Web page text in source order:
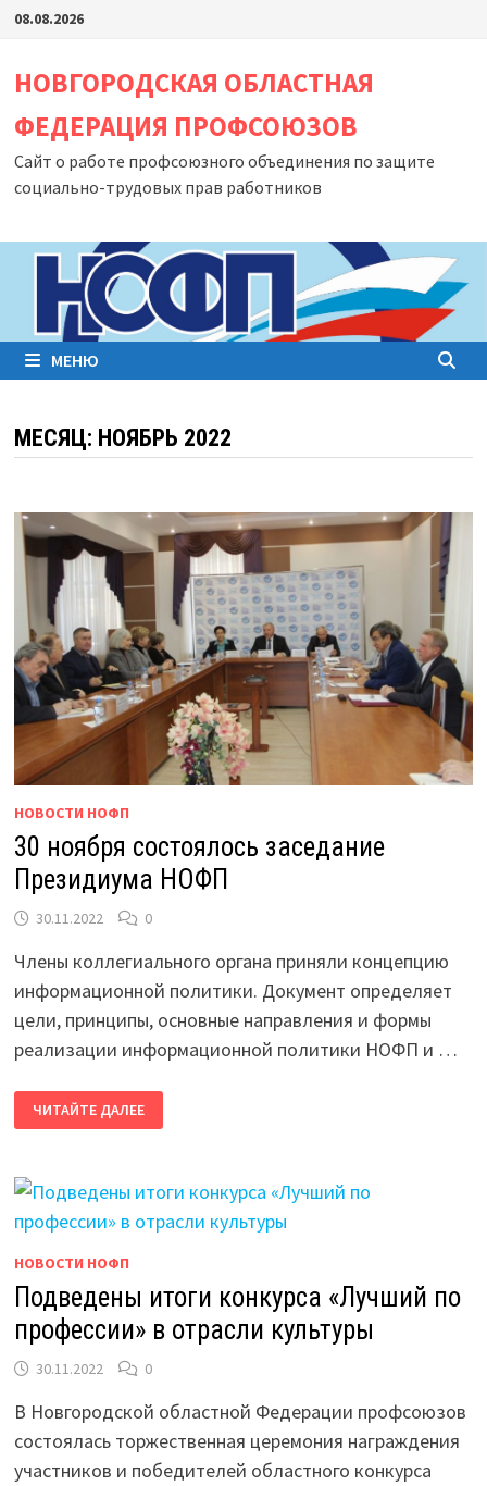
Перейти
содержимому
08.08.2026
НОВГОРОДСКАЯ ОБЛАСТНАЯ
ФЕДЕРАЦИЯ ПРОФСОЮЗОВ
Сайт о работе профсоюзного объединения по защите
социально-трудовых прав работников
МЕНЮ
МЕСЯЦ: НОЯБРЬ 2022
НОВОСТИ НОФП
30 ноября состоялось заседание
Президиума НОФП
30.11.2022 0
Члены коллегиального органа приняли концепцию
информационной политики. Документ определяет
цели, принципы, основные направления и формы
реализации информационной политики НОФП и …
НОЯБРЯ
СОСТОЯЛОСЬ
ЧИТАЙТЕ ДАЛЕЕ
НОВОСТИ НОФП
Подведены итоги конкурса «Лучший по
профессии» в отрасли культуры
30.11.2022 0
В Новгородской областной Федерации профсоюзов
состоялась торжественная церемония награждения
участников и победителей областного конкурса